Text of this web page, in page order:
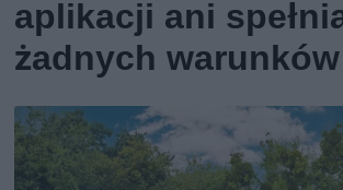
aplikacji ani
żadnych warunków